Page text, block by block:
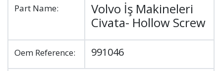
Part Name:
Volvo İş Makineleri
Civata- Hollow Screw
Oem Reference: 991046